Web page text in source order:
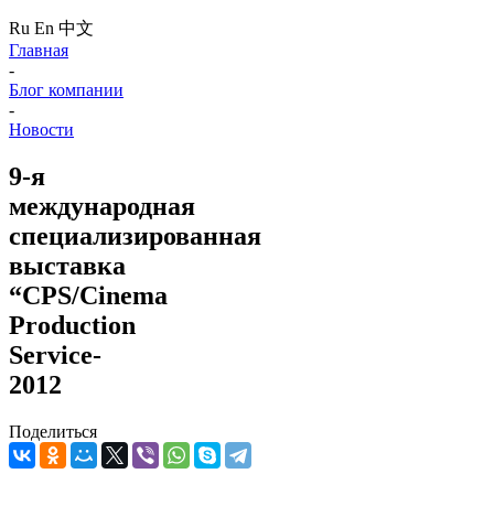
Ru En 中文
Главная
-
Блог компании
-
Новости
9-я
международная
специализированная
выставка
“CPS/Cinema
Production
Service-
2012
Поделиться